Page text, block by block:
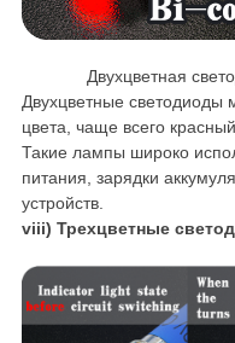
Двухцветная
Двухцветные светодиоды
цвета, чаще всего
Такие лампы широко
питания, зарядки
устройств.
viii) Трехцветные